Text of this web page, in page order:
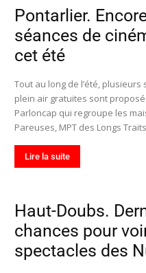
Pontarlier.
séances de
cet été
Tout au long de l’été,
plein air gratuites sont
Parloncap qui regroupe les
Pareuses, MPT des Longs
Lire la suite
Haut-Doubs.
chances pour
spectacles des